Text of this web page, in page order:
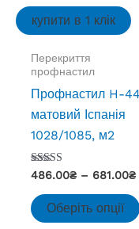
купити в 1 клік
Перекриття
профнастил
Профнастил H-44
матовий Іспанія
1028/1085, м2
Оцінено
4.00
з 5
486.00₴ – 681.00₴
Оберіть опції